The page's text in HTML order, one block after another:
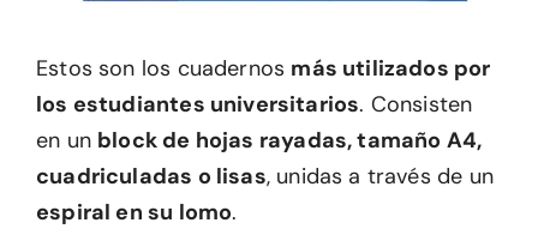
Estos son los cuadernos más utilizados por
los estudiantes universitarios. Consisten
en un block de hojas rayadas, tamaño A4,
cuadriculadas o lisas, unidas a través de un
espiral en su lomo.